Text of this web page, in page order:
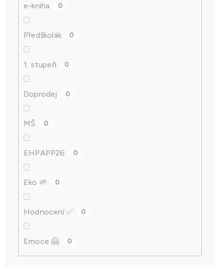
e-kniha 0
Předškolák 0
1. stupeň 0
Doprodej 0
MŠ 0
EHPAPP26 0
Eko 🌱 0
Hodnocení ✅ 0
Emoce 🤗 0